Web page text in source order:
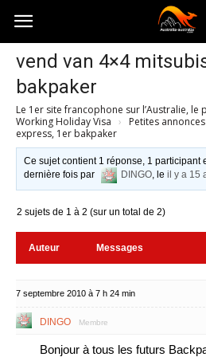
Australia-
australie.com
vend van 4×4
bakpaker
Le 1er site francophone sur l’Australie, le
Working Holiday Visa › Petites annonces
express, 1er bakpaker
Ce sujet contient 1 réponse, 1 participant
dernière fois par
DINGO, leil y a 15
2 sujets de 1 à 2 (sur un total de 2)
Auteur Messages
7 septembre 2010 à 7 h 24 min
DINGO Membre
Bonjour à tous les futurs